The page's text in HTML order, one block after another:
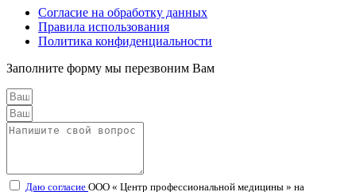
Согласие на обработку данных
Правила использования
Политика конфиденциальности
Заполните форму мы перезвоним Вам
Даю согласие ООО « Центр профессиональной медицины » на